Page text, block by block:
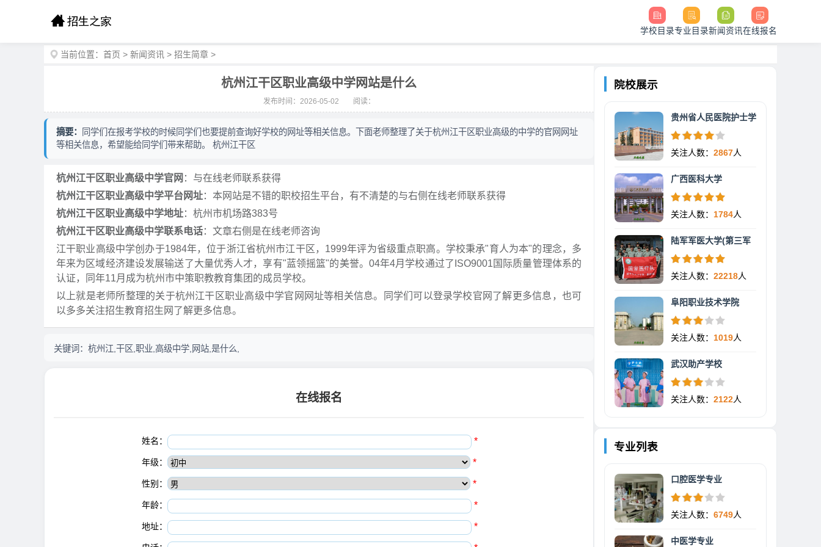
学校目录专业目录新闻资讯在线报名
当前位置： 首页 > 新闻资讯 > 招生简章 >
杭州江干区职业高级中学网站是什么
发布时间：2026-05-02 阅读：
摘要：
同学们在报考学校的时候同学们也要提前查询好学校的网址等相关信息。下面老师整理了关于杭州江干区职业高级的中学的官网网址
等相关信息，希望能给同学们带来帮助。 杭州江干区
杭州江干区职业高级中学官网 ：与在线老师联系获得
杭州江干区职业高级中学平台网址：本网站是不错的职校招生平台，有不清楚的与右侧在线老师联系获得
杭州江干区职业高级中学地址：杭州市机场路383号
杭州江干区职业高级中学联系电话：文章右侧是在线老师咨询
江干职业高级中学创办于1984年，位于浙江省杭州市江干区，1999年评为省级重点职高。学校秉承"育人为本"的理念，多
年来为区域经济建设发展输送了大量优秀人才，享有"蓝领摇篮"的美誉。04年4月学校通过了ISO9001国际质量管理体系的
认证，同年11月成为杭州市中策职教教育集团的成员学校。
以上就是老师所整理的关于杭州江干区职业高级中学官网网址等相关信息。同学们可以登录学校官网了解更多信息，也可
以多多关注招生教育招生网了解更多信息。
关键词： 杭州江,干区,职业,高级中学,网站,是什么,
在线报名
姓名： *
年级： *
性别： *
年龄： *
地址： *
院校展示
贵州省人民医院护士学
关注人数： 2867人
广西医科大学
关注人数： 1784人
陆军军医大学(第三军
关注人数： 22218人
阜阳职业技术学院
关注人数： 1019人
武汉助产学校
关注人数： 2122人
专业列表
口腔医学专业
关注人数： 6749人
中医学专业